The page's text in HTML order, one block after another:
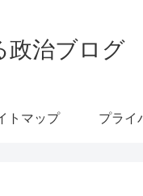
政治ブログ
トマップ プライ